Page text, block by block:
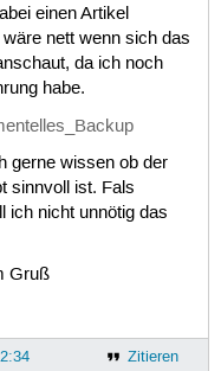
einen Artikel
nett wenn sich das
da ich noch
habe.
gerne wissen ob der
sinnvoll ist. Fals
ich nicht unnötig das
Gruß
Zitieren